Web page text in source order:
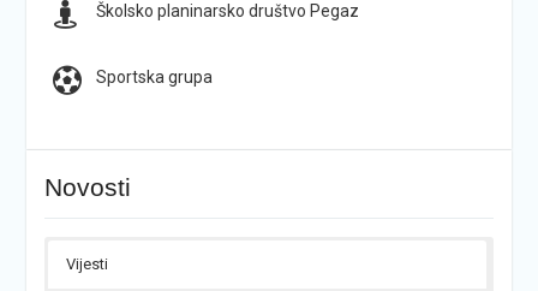
Školsko planinarsko društvo Pegaz
Sportska grupa
Novosti
Vijesti